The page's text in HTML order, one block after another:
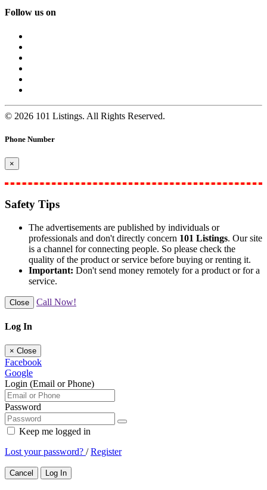
Follow us on
© 2026 101 Listings. All Rights Reserved.
Phone Number
×
Safety Tips
The advertisements are published by individuals or
professionals and don't directly concern 101 Listings. Our site
is a channel for connecting people. So please check the
quality of the product or service before buying or renting it.
Important: Don't send money remotely for a product or for a
service.
Close Call Now!
Log In
× Close
Facebook
Google
Login (Email or Phone)
Password
Keep me logged in
Lost your password? /Register
Cancel Log In